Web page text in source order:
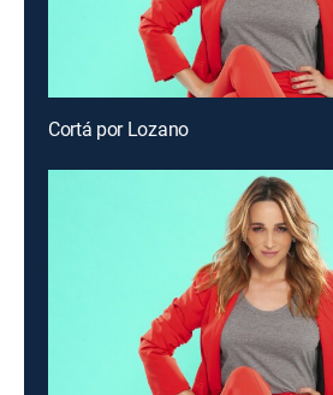
Cortá por Lozano